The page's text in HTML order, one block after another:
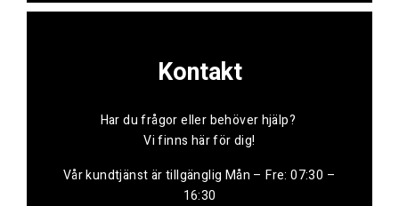
Kontakt
Har du frågor eller behöver hjälp?
Vi finns här för dig!
Vår kundtjänst är tillgänglig Mån – Fre: 07:30 –
16:30